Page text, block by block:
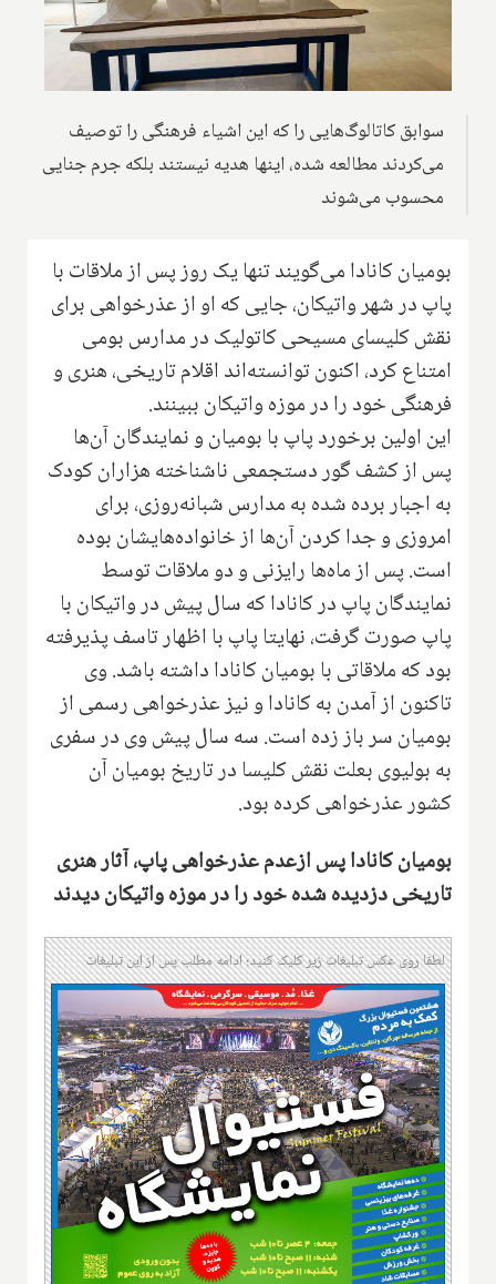
سوابق کاتالوگ‌هایی را که این اشیاء فرهنگی را توصیف
می‌کردند مطالعه شده، اینها هدیه نیستند بلکه جرم جنایی
محسوب می‌شوند
بومیان کانادا می‌گویند تنها یک روز پس از ملاقات با
پاپ در شهر واتیکان، جایی که او از عذرخواهی برای
نقش کلیسای مسیحی کاتولیک در مدارس بومی
امتناع کرد، اکنون توانسته‌اند اقلام تاریخی، هنری و
فرهنگی خود را در موزه واتیکان ببینند.
این اولین برخورد پاپ با بومیان و نمایندگان آن‌ها
پس از کشف گور دستجمعی ناشناخته هزاران کودک
به اجبار برده شده به مدارس شبانه‌روزی، برای
امروزی و جدا کردن آن‌ها از خانواده‌هایشان بوده
است. پس از ماه‌ها رایزنی و دو ملاقات توسط
نمایندگان پاپ در کانادا که سال پیش در واتیکان با
پاپ صورت گرفت، نهایتا پاپ با اظهار تاسف پذیرفته
بود که ملاقاتی با بومیان کانادا داشته باشد. وی
تاکنون از آمدن به کانادا و نیز عذرخواهی رسمی از
بومیان سر باز زده است. سه سال پیش وی در سفری
به بولیوی بعلت نقش کلیسا در تاریخ بومیان آن
کشور عذرخواهی کرده بود.
بومیان کانادا پس ازعدم عذرخواهی پاپ، آثار هنری
تاریخی دزدیده شده خود را در موزه واتیکان دیدند
لطفا روی عکس تبلیغات زیر کلیک کنید؛ ادامه مطلب پس از این تبلیغات